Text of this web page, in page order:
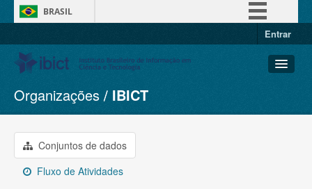
BRASIL
Entrar
Conjuntos de dados
Organizações
Grupos
Sobre
Organizações IBICT
Conjuntos de dados
Fluxo de Atividades